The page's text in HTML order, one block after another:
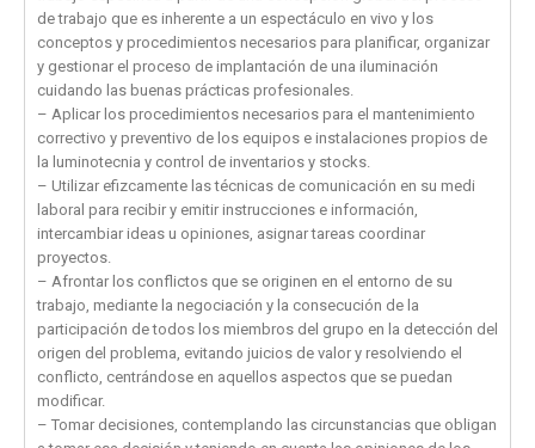
de trabajo que es inherente a un espectáculo en vivo y los
conceptos y procedimientos necesarios para planificar, organizar
y gestionar el proceso de implantación de una iluminación
cuidando las buenas prácticas profesionales.
– Aplicar los procedimientos necesarios para el mantenimiento
correctivo y preventivo de los equipos e instalaciones propios de
la luminotecnia y control de inventarios y stocks.
– Utilizar efizcamente las técnicas de comunicación en su medi
laboral para recibir y emitir instrucciones e información,
intercambiar ideas u opiniones, asignar tareas coordinar
proyectos.
– Afrontar los conflictos que se originen en el entorno de su
trabajo, mediante la negociación y la consecución de la
participación de todos los miembros del grupo en la detección del
origen del problema, evitando juicios de valor y resolviendo el
conflicto, centrándose en aquellos aspectos que se puedan
modificar.
– Tomar decisiones, contemplando las circunstancias que obligan